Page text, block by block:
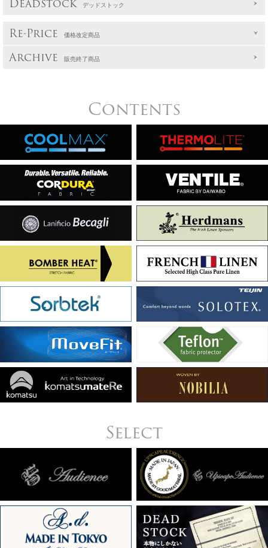
デッドストック
Re-Price 価格改定商品
Archive 販売終了商品
Contents
Select